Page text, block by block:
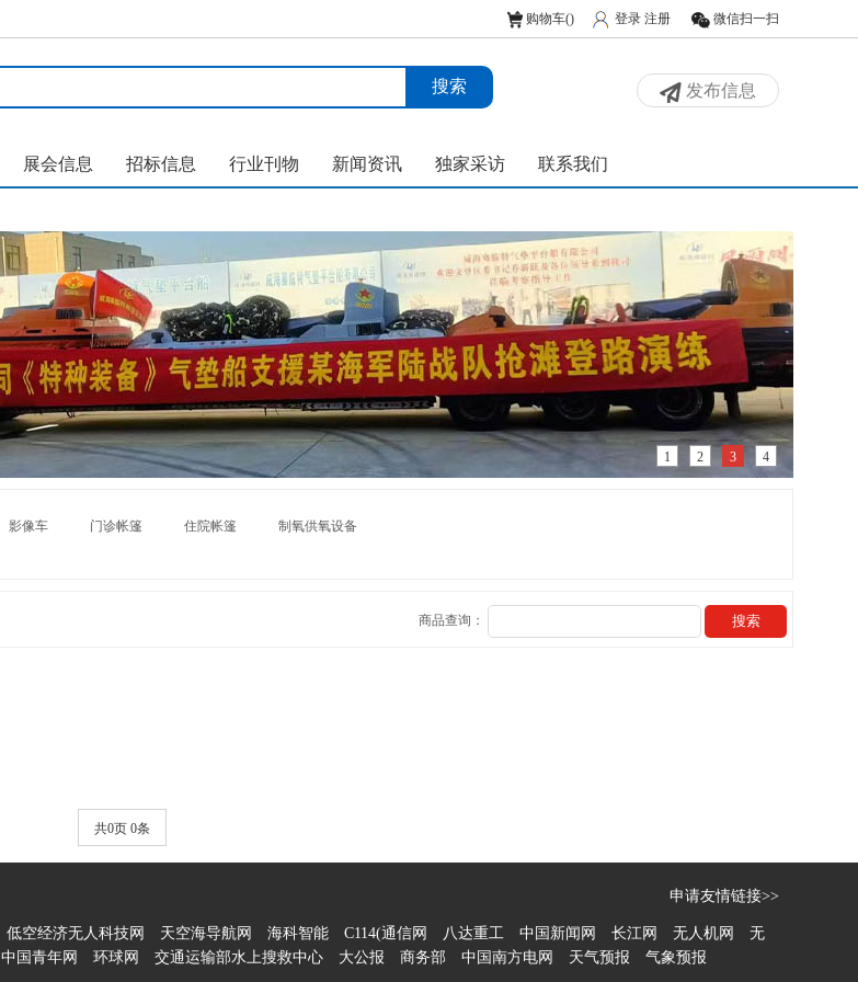
购物车() 登录 注册 微信扫一扫
发布信息
展会信息 招标信息 行业刊物 新闻资讯 独家采访 联系我们
1 2 3 4
影像车 门诊帐篷 住院帐篷 制氧供氧设备
商品查询：
共0页 0条
申请友情链接>>
低空经济无人科技网 天空海导航网 海科智能 C114(通信网 八达重工 中国新闻网 长江网 无人机网
无
中国青年网 环球网 交通运输部水上搜救中心 大公报 商务部 中国南方电网 天气预报 气象预报